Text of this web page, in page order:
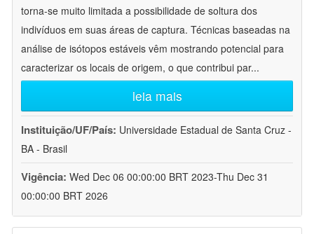
torna-se muito limitada a possibilidade de soltura dos
indivíduos em suas áreas de captura. Técnicas baseadas na
análise de isótopos estáveis vêm mostrando potencial para
caracterizar os locais de origem, o que contribui par...
leia mais
Instituição/UF/País: Universidade Estadual de Santa Cruz -
BA - Brasil
Vigência: Wed Dec 06 00:00:00 BRT 2023-Thu Dec 31
00:00:00 BRT 2026